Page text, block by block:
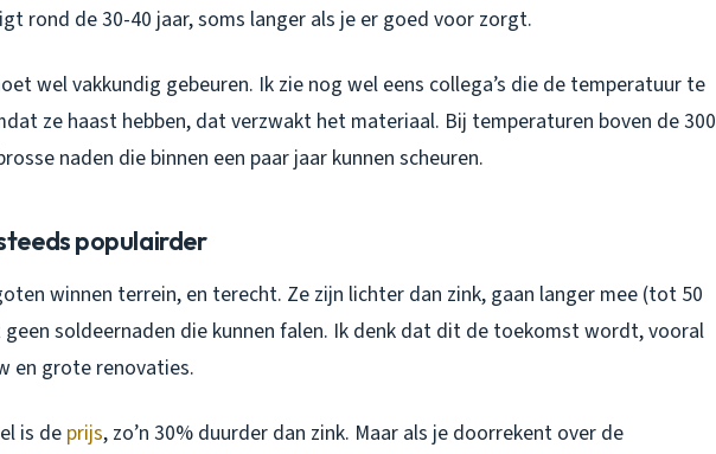
rond de 30-40 jaar, soms langer als je er goed voor zorgt.
wel vakkundig gebeuren. Ik zie nog wel eens collega’s die de temperatuur te
ze haast hebben, dat verzwakt het materiaal. Bij temperaturen boven de 300
naden die binnen een paar jaar kunnen scheuren.
populairder
winnen terrein, en terecht. Ze zijn lichter dan zink, gaan langer mee (tot 50
soldeernaden die kunnen falen. Ik denk dat dit de toekomst wordt, vooral
en grote renovaties.
is de prijs, zo’n 30% duurder dan zink. Maar als je doorrekent over de